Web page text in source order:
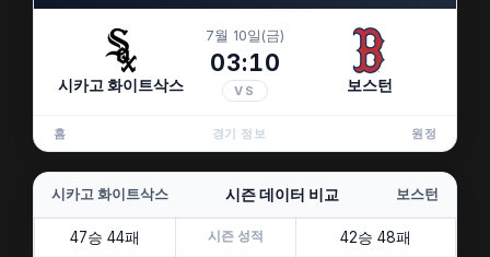
시카고 화이트삭스
7월 10일(금)
03:10
VS 보스턴
홈 경기 정보 원정
시카고 화이트삭스 시즌 데이터 비교 보스턴
47승 44패 시즌 성적 42승 48패